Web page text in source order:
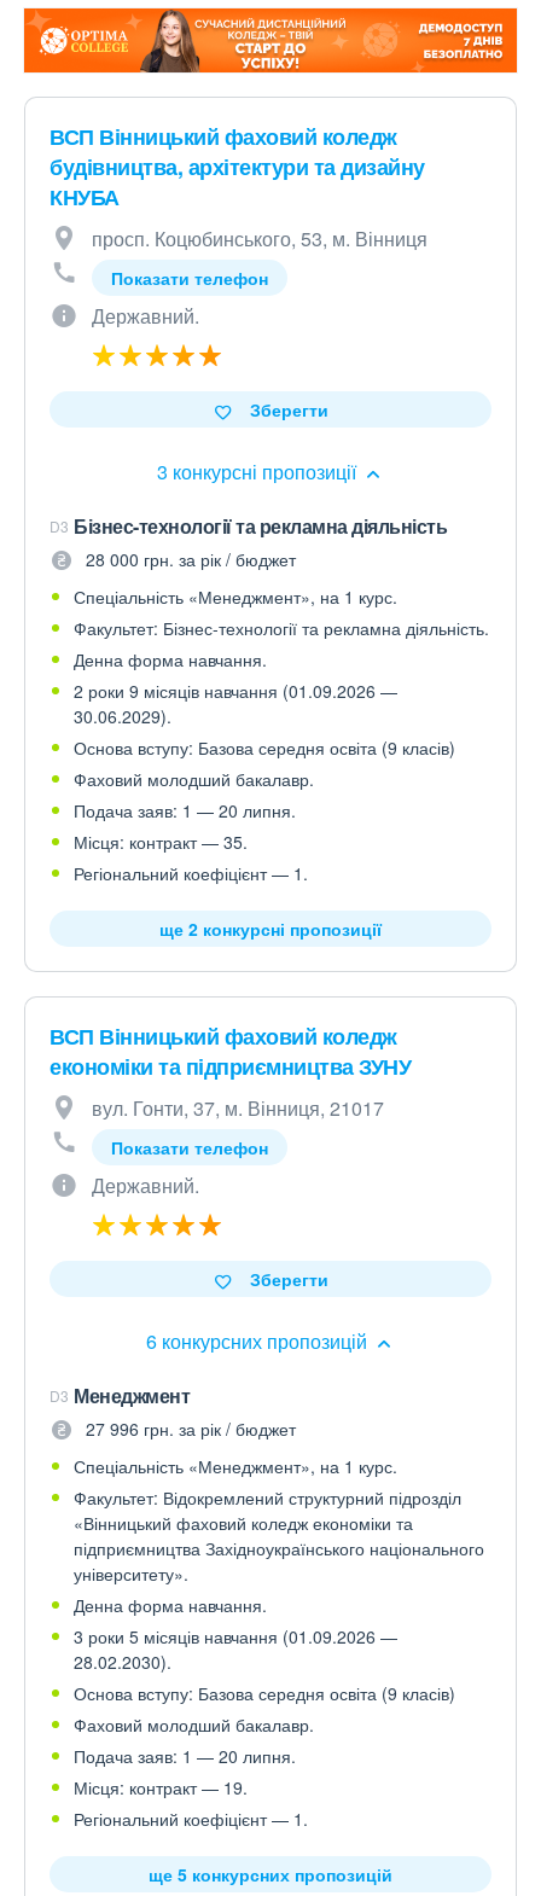
ВСП Вінницький фаховий коледж
будівництва, архітектури та дизайну
КНУБА
просп. Коцюбинського, 53, м. Вінниця
Показати телефон
Державний.
3 конкурсні пропозиції
Зберегти
D3 Бізнес-технології та рекламна діяльність
28 000 грн. за рік / бюджет
Спеціальність «Менеджмент», на 1 курс.
Факультет: Бізнес-технології та рекламна діяльність.
Денна форма навчання.
2 роки 9 місяців навчання (01.09.2026 —
30.06.2029).
Основа вступу: Базова середня освіта (9 класів)
Фаховий молодший бакалавр.
Подача заяв: 1 — 20 липня.
Місця: контракт — 35.
Регіональний коефіцієнт — 1.
ще 2 конкурсні пропозиції
ВСП Вінницький фаховий коледж
економіки та підприємництва ЗУНУ
вул. Гонти, 37, м. Вінниця, 21017
Показати телефон
Державний.
6 конкурсних пропозицій
Зберегти
D3 Менеджмент
27 996 грн. за рік / бюджет
Спеціальність «Менеджмент», на 1 курс.
Факультет: Відокремлений структурний підрозділ
«Вінницький фаховий коледж економіки та
підприємництва Західноукраїнського національного
університету».
Денна форма навчання.
3 роки 5 місяців навчання (01.09.2026 —
28.02.2030).
Основа вступу: Базова середня освіта (9 класів)
Фаховий молодший бакалавр.
Подача заяв: 1 — 20 липня.
Місця: контракт — 19.
Регіональний коефіцієнт — 1.
ще 5 конкурсних пропозицій